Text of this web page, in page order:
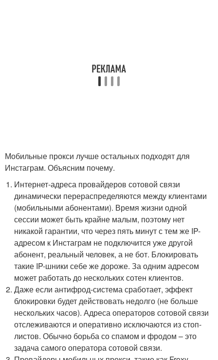
Мобильные прокси лучше остальных подходят для
Инстаграм. Объясним почему.
Интернет-адреса провайдеров сотовой связи
динамически перераспределяются между клиентами
(мобильными абонентами). Время жизни одной
сессии может быть крайне малым, поэтому нет
никакой гарантии, что через пять минут с тем же IP-
адресом к Инстаграм не подключится уже другой
абонент, реальный человек, а не бот. Блокировать
такие IP-шники себе же дороже. За одним адресом
может работать до нескольких сотен клиентов.
Даже если антифрод-система сработает, эффект
блокировки будет действовать недолго (не больше
нескольких часов). Адреса операторов сотовой связи
отслеживаются и оперативно исключаются из стоп-
листов. Обычно борьба со спамом и фродом – это
задача самого оператора сотовой связи.